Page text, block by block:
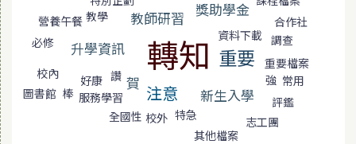
營養午餐 教學 教師研習 獎助學金
合作社
必修
升學資訊 轉知 資料下載
重要
調查
校內
重要檔案
好康 讚
圖書館 棒
賀
服務學習 注意 新生入學
強 常用
全國性 校外 特急
評鑑
其他檔案
志工團